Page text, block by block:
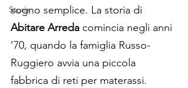
Storie
sogno semplice. La storia di
Abitare Arreda comincia negli anni
’70, quando la famiglia Russo-
Ruggiero avvia una piccola
fabbrica di reti per materassi.